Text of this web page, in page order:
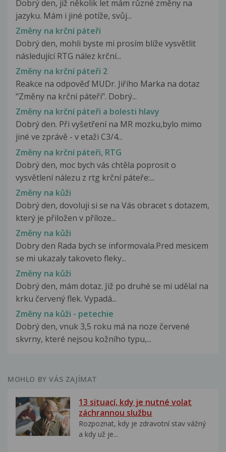
Dobrý den, již několik let mám různé změny na
jazyku. Mám i jiné potíže, svůj...
Změny na krční páteři
Dobrý den, mohli byste mi prosím blíže vysvětlit
následující RTG nález krční...
Změny na krční páteři 2
Reakce na odpověď MUDr. Jiřího Marka na dotaz
"Změny na krční páteři". Dobrý...
Změny na krční páteři a bolesti hlavy
Dobrý den. Při vyšetření na MR mozku,bylo mimo
jiné ve zprávě - v etaži C3/4...
Změny na krční páteři, RTG
Dobrý den, moc bych vás chtěla poprosit o
vysvětlení nálezu z rtg krční páteře:...
Změny na kůži
Dobrý den, dovoluji si se na Vás obracet s dotazem,
který je přiložen v příloze...
Změny na kůži
Dobry den Rada bych se informovala.Pred mesicem
se mi ukazaly takoveto fleky...
Změny na kůži
Dobrý den, mám dotaz. Již po druhé se mi udělal na
krku červený flek. Vypadá...
Změny na kůži - petechie
Dobrý den, vnuk 3,5 roku má na noze červené
skvrny, které nejsou kožního typu,...
MOHLO BY VÁS ZAJÍMAT
13 situací, kdy je nutné volat
záchrannou službu
Rozpoznat, kdy je zdravotní stav vážný
a kdy už je...